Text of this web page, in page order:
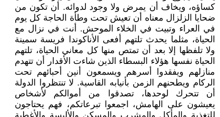
كساؤه، ويخاف أن يمرض ولا وجود لدوائه. أن تكون من
ضحايا الزلزال معناه أن تعيش تحت وطأة الحاجة كل يوم
في العراء وتبيت في الخلاء الموحش. أنت في نزال مع
الحياة، مثلما يحدث تلتهم أفعى الأناكوندا فريسة سمينة
ولا تلفظها إلا بعد أن تمتص منها كل معاني الحياة، تلتهم
الحياة نفسها هؤلاء البسطاء الذين شاءت الأقدار أن تتهدم
منازلهم ويفقدوا أسرهم ويسمعون أنين أحبائهم تحت
الركام ويطحنهم الزمن بأنيابه القاسية. لا تنتظروا الدولة
أن تتحرك لوحدها، تصدقوا من أموالكم لأشخاص
يعيشون على الهامش، اجمعوا تبرعاتكم، فهم يحتاجون